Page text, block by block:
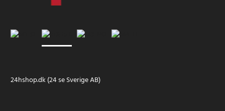
24hshop.dk (24 se Sverige AB)